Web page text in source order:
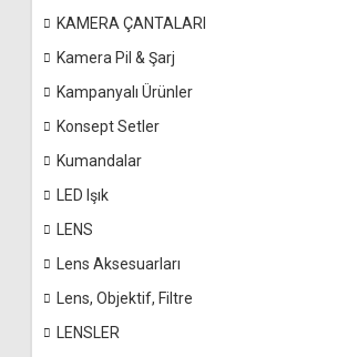
KAMERA ÇANTALARI
Kamera Pil & Şarj
Kampanyalı Ürünler
Konsept Setler
Kumandalar
LED Işık
LENS
Lens Aksesuarları
Lens, Objektif, Filtre
LENSLER